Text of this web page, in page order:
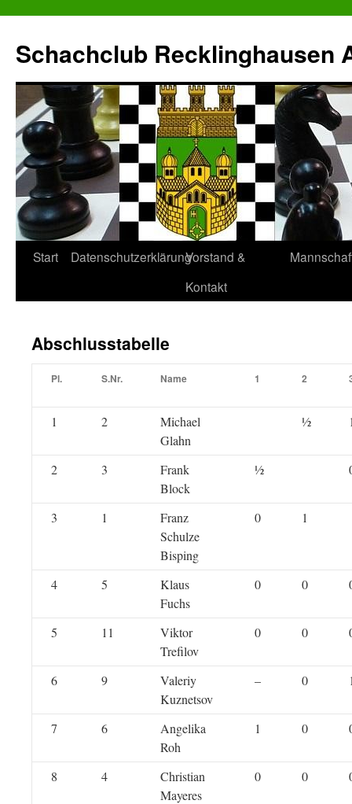
springen
Schachclub Recklinghausen
Start DatenschutzerklärungVorstand &
Kontakt
Abschlusstabelle
Pl. S.Nr. Name 1 2
1 2
Michael
Glahn
½
2 3
Frank
Block
½
3 1
Franz
Schulze
Bisping
0 1
4 5
Klaus
Fuchs
0 0
5 11
Viktor
Trefilov
0 0
6 9
Valeriy
Kuznetsov
– 0
7 6
Angelika
Roh
1 0
8 4
Christian
Mayeres
0 0